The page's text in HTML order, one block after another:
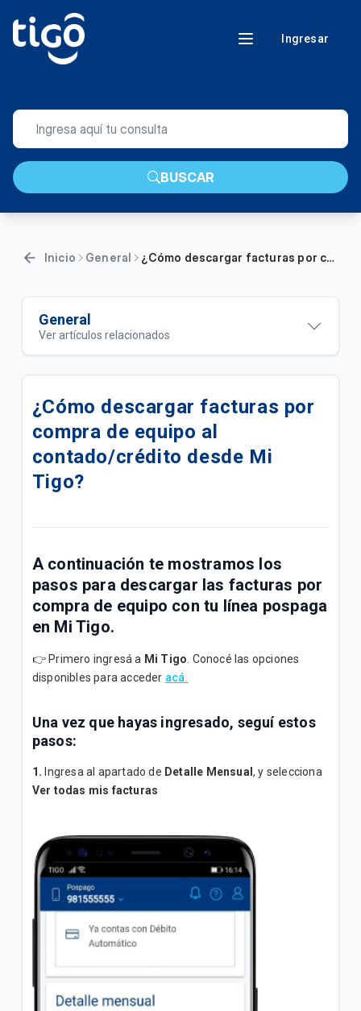
Ingresar
BUSCAR
Inicio General ¿Cómo descargar facturas por compra de equipo al contado/crédito desde Mi Tigo?
General
Ver artículos relacionados
Venezuela: Estamos conTigo 💙
¿Cómo visualizar el consumo de mis líneas en
TBO?
Cargos contra factura 📲
Descuento del 20% pagando con QR Tigo Money en
Punto Farma
📱 Cambiá tu celular por un S26 normal o ULTRA.
📱🌟Programa Jóvenes Conectados con el apoyo
Terminos y Condiciones Reintegro Biggie Express
Flujo Recarga de saldo para Puntos de Ventas -
Liza Bot
VER MÁS
¿Cómo descargar facturas por
compra de equipo al
contado/crédito desde Mi
Tigo?
A continuación te mostramos los
pasos para descargar las facturas por
compra de equipo con tu línea pospaga
en Mi Tigo.
👉 Primero ingresá a Mi Tigo . Conocé las opciones
disponibles para acceder acá.
Una vez que hayas ingresado, seguí estos
pasos:
1. Ingresa al apartado de Detalle Mensual, y selecciona
Ver todas mis facturas